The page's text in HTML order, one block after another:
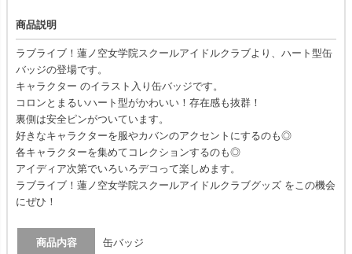
商品説明
ラブライブ！蓮ノ空女学院スクールアイドルクラブより、ハート型缶
バッジの登場です。
キャラクター のイラスト入り缶バッジです。
コロンとまるいハート型がかわいい！存在感も抜群！
裏側は安全ピンがついています。
好きなキャラクターを服やカバンのアクセントにするのも◎
各キャラクターを集めてコレクションするのも◎
アイディア次第でいろいろデコって楽しめます。
ラブライブ！蓮ノ空女学院スクールアイドルクラブグッズ をこの機会
にぜひ！
商品内容 缶バッジ